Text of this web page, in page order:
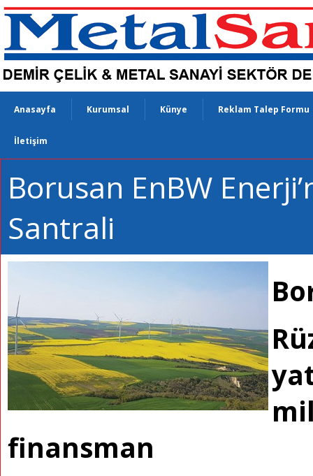
Anasayfa Kurumsal Künye Reklam Talep Formu
İletişim
Borusan EnBW
Santrali
finansman